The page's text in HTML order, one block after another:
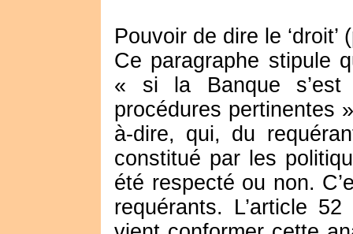
Pouvoir de dire le ‘droit’
Ce paragraphe stipule
« si la Banque s’est
procédures pertinentes
à-dire, qui, du
constitué par les
été respecté ou non.
requérants. L’article